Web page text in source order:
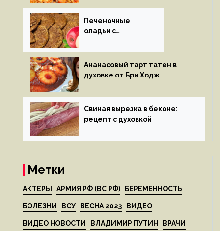
Печеночные
оладьи с
Ананасовый тарт татен в
духовке от Бри Ходж
Свиная вырезка в беконе:
рецепт с духовкой
Метки
АКТЕРЫ АРМИЯ РФ (ВС РФ) БЕРЕМЕННОСТЬ
БОЛЕЗНИ ВСУ ВЕСНА 2023 ВИДЕО
ВИДЕО НОВОСТИ ВЛАДИМИР ПУТИН ВРАЧИ